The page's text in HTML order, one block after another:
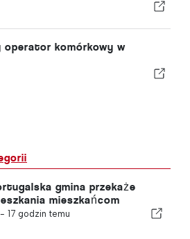
operator komórkowy w
gmina przekaże
mieszkańcom
17 godzin temu